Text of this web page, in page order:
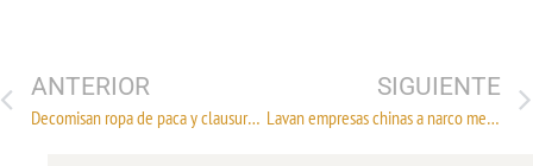
ANTERIOR
Decomisan ropa de paca y clausuran local en Mérida
SIGUIENTE
Lavan empresas chinas a narco mexicano